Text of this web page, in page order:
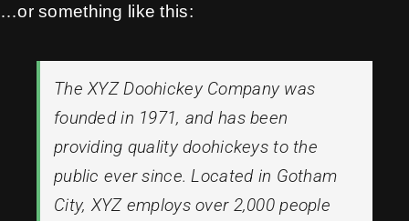
…or something like this:
The XYZ Doohickey Company was
founded in 1971, and has been
providing quality doohickeys to the
public ever since. Located in Gotham
City, XYZ employs over 2,000 people